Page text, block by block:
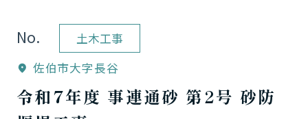
No. 土木工事
location_on 佐伯市大字長谷
令和7年度 事連通砂 第2号 砂防